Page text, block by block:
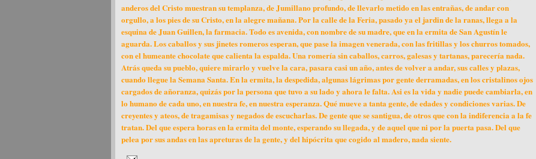
anderos del Cristo muestran su templanza, de Jumillano profundo, de llevarlo metido en las entrañas, de andar con
orgullo, a los pies de su Cristo, en la alegre mañana. Por la calle de la Feria, pasado ya el jardin de la ranas, llega a la
esquina de Juan Guillen, la farmacia. Todo es avenida, con nombre de su madre, que en la ermita de San Agustín le
aguarda. Los caballos y sus jinetes romeros esperan, que pase la imagen venerada, con las fritillas y los churros tomados,
con el humeante chocolate que calienta la espalda. Una romería sin caballos, carros, galesas y tartanas, parecería nada.
Atrás queda su pueblo, quiere mirarlo y vuelve la cara, pasara casi un año, antes de volver a andar, sus calles y plazas,
cuando llegue la Semana Santa. En la ermita, la despedida, algunas lágrimas por gente derramadas, en los cristalinos ojos
cargados de añoranza, quizás por la persona que tuvo a su lado y ahora le falta. Asi es la vida y nadie puede cambiarla, en
lo humano de cada uno, en nuestra fe, en nuestra esperanza. Qué mueve a tanta gente, de edades y condiciones varias. De
creyentes y ateos, de tragamisas y negados de escucharlas. De gente que se santigua, de otros que con la indiferencia a la fe
tratan. Del que espera horas en la ermita del monte, esperando su llegada, y de aquel que ni por la puerta pasa. Del que
pelea por sus andas en las apreturas de la gente, y del hipócrita que cogido al madero, nada siente.